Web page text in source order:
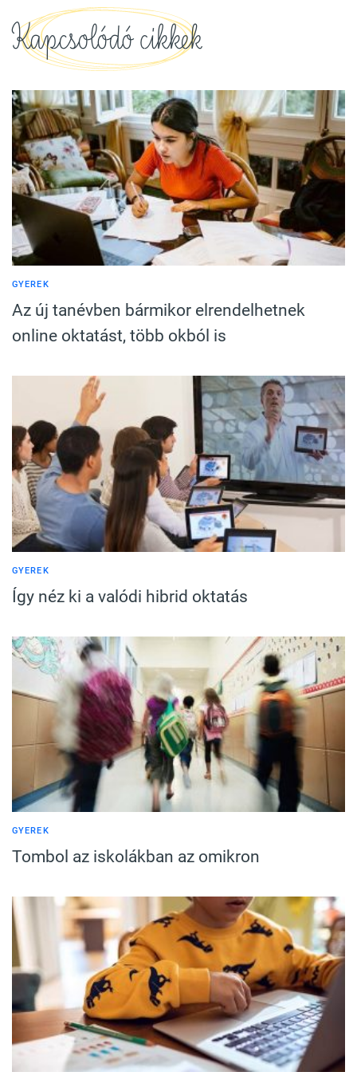
Kapcsolódó cikkek
GYEREK
Az új tanévben bármikor elrendelhetnek
online oktatást, több okból is
GYEREK
Így néz ki a valódi hibrid oktatás
GYEREK
Tombol az iskolákban az omikron